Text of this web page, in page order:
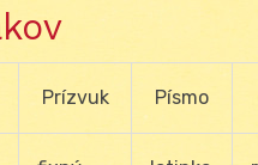
Prízvuk Písmo